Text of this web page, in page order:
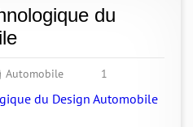
du
Automobile 1